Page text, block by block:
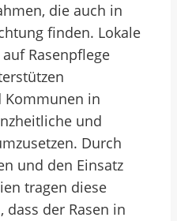
die auch in
finden. Lokale
Rasenpflege
Kommunen in
und
Durch
und den Einsatz
tragen diese
dass der Rasen in